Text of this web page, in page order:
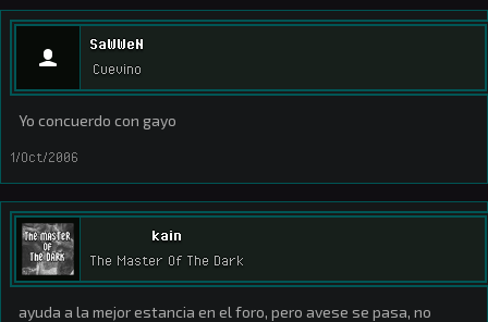
SaWWeN
Cuevino
Yo concuerdo con gayo
1/Oct/2006
kain
The Master Of The Dark
ayuda a la mejor estancia en el foro, pero avese se pasa, no